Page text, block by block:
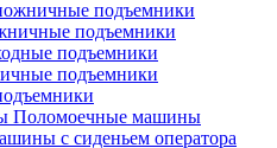
подъемники
подъемники
подъемники
Поломоечные машины